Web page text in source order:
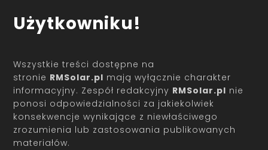
Użytkowniku!
Wszystkie treści dostępne na
stronie RMSolar.pl mają wyłącznie charakter
informacyjny. Zespół redakcyjny RMSolar.pl nie
ponosi odpowiedzialności za jakiekolwiek
konsekwencje wynikające z niewłaściwego
zrozumienia lub zastosowania publikowanych
materiałów.